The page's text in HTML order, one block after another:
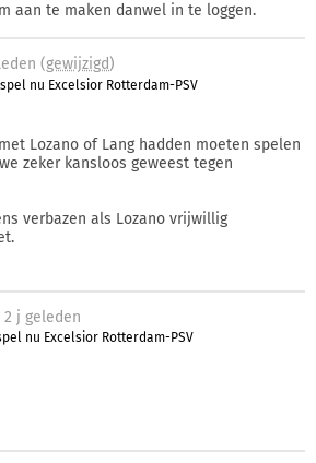
aan te maken danwel in te loggen.
(gewijzigd)
nu Excelsior Rotterdam-PSV
Lozano of Lang hadden moeten spelen
zeker kansloos geweest tegen
verbazen als Lozano vrijwillig
2 j geleden
nu Excelsior Rotterdam-PSV